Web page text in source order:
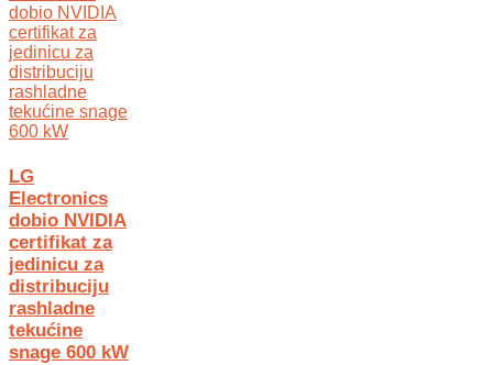
LG
Electronics
dobio NVIDIA
certifikat za
jedinicu za
distribuciju
rashladne
tekućine
snage 600 kW